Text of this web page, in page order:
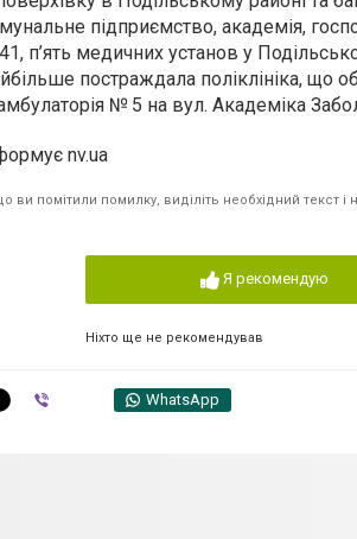
підприємство, академія,
п’ять медичних установ у
постраждала поліклініка, що
№ 5 на вул. Академіка
nv.ua
ви помітили помилку, виділіть необхідний текст
Я рекомендую
Ніхто ще не рекомендував
WhatsApp